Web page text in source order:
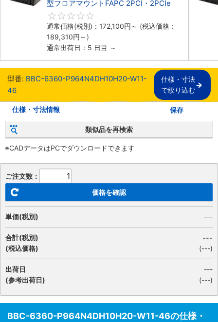
型フロアマウントFAPC 2PCI・2PCIe
通常価格(税別)： 172,100円 ～ (税込価格：
189,310円 ～)
通常出荷日：5 日目 ～
型番: BBC-6360-P964N4DH10H20-W11-
46
仕様・寸法
で絞り込む
仕様・寸法情報 保存
類似品を再検索
※CADデータはPCでダウンロードできます
ご注文数：
価格を確認
単価(税別) ---
合計(税別)
(税込価格)
---
(---)
出荷日
(参考出荷日)
---
(---)
BBC-6360-P964N4DH10H20-W11-46の仕様・